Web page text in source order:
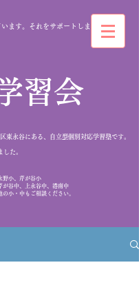
ます。それをサポートします。
習会
東永谷にある、自立型個別対応学習塾です。
た。
野小、芹が谷小
が谷中、上永谷中、港南中
の小・中もご相談ください。